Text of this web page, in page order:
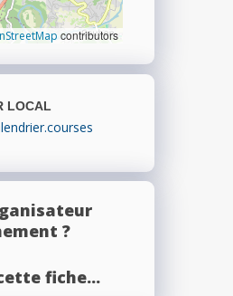
contributors
LOCAL
?
fiche...